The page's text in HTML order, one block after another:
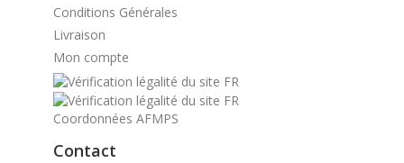
Conditions Générales
Livraison
Mon compte
Coordonnées AFMPS
Contact